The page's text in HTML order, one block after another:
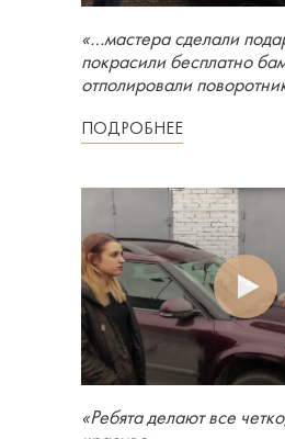
«…мастера сделали
покрасили бесплатно
отполировали
ПОДРОБНЕЕ
«Ребята делают все